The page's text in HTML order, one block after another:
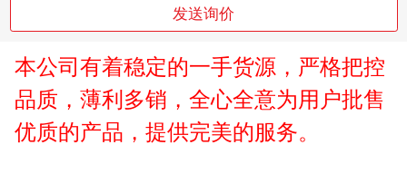
发送询价
本公司有着稳定的一手货源，严格把控
品质，薄利多销，全心全意为用户批售
优质的产品，提供完美的服务。